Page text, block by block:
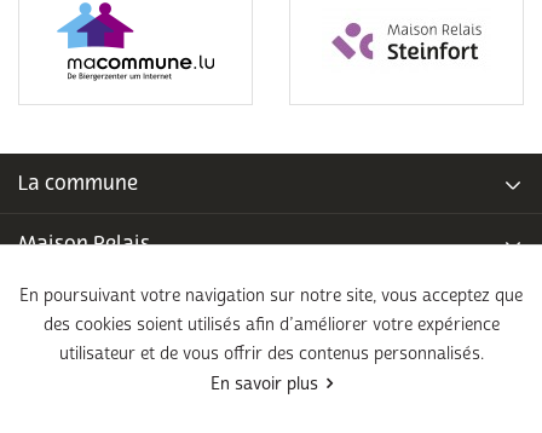
La commune
Maison Relais
Piscine communale
École fondamentale
En poursuivant votre navigation sur notre site, vous acceptez que
des cookies soient utilisés afin d’améliorer votre expérience
utilisateur et de vous offrir des contenus personnalisés.
En savoir plus